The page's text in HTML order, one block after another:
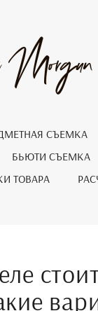
СЪЕМКА
БЬЮТИ СЪЕМКА
ТОВАРА